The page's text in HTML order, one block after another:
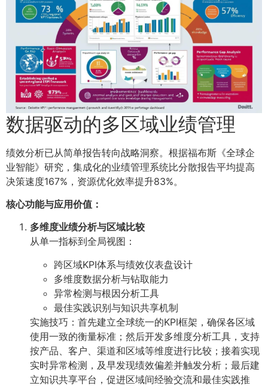
数据驱动的多区域业绩管理
绩效分析已从简单报告转向战略洞察。根据福布斯《全球企
业智能》研究，集成化的业绩管理系统比分散报告平均提高
决策速度167%，资源优化效率提升83%。
核心功能与应用价值：
多维度业绩分析与区域比较
从单一指标到全局视图：
跨区域KPI体系与绩效仪表盘设计
多维度数据分析与钻取能力
异常检测与根因分析工具
最佳实践识别与知识共享机制
实施技巧：首先建立全球统一的KPI框架，确保各区域
使用一致的衡量标准；然后开发多维度分析工具，支持
按产品、客户、渠道和区域等维度进行比较；接着实现
实时异常检测，及早发现绩效偏差并触发分析；最后建
立知识共享平台，促进区域间经验交流和最佳实践推